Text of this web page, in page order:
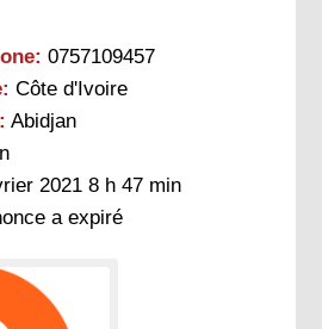
0757109457
Côte d'Ivoire
Abidjan
2021 8 h 47 min
a expiré